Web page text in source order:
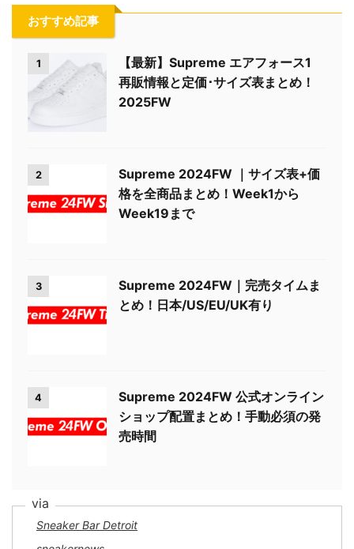
おすすめ記事
1
【最新】Supreme エアフォース1
再販情報と定価･サイズ表まとめ！
2025FW
2
Supreme 2024FW ｜サイズ表+価
格を全商品まとめ！Week1から
Week19まで
3
Supreme 2024FW｜完売タイムま
とめ！日本/US/EU/UK有り
4
Supreme 2024FW 公式オンライン
ショップ配置まとめ！手動必須の発
売時間
Sneaker Bar Detroit